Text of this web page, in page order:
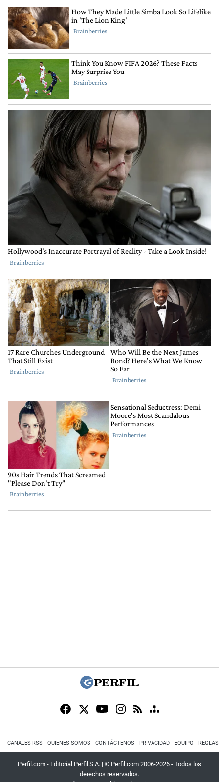
CANALES RSS QUIENES SOMOS CONTÁCTENOS PRIVACIDAD EQUIPO
Perfil.com - Editorial Perfil S.A. | © Perfil.com 2006-2026 - Todos los
derechos reservados.